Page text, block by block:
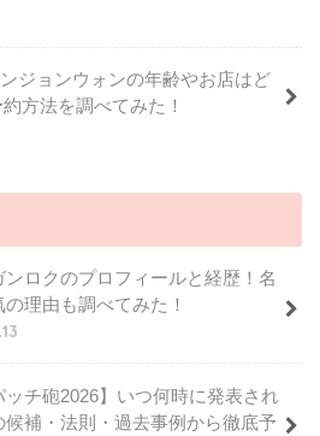
ジョンウォンの年齢やお店はど
方法を調べてみた！
ンロクのプロフィールと経歴！名
理由も調べてみた！
ッチ砲2026】いつ何時に発表され
候補・法則・過去事例から徹底予